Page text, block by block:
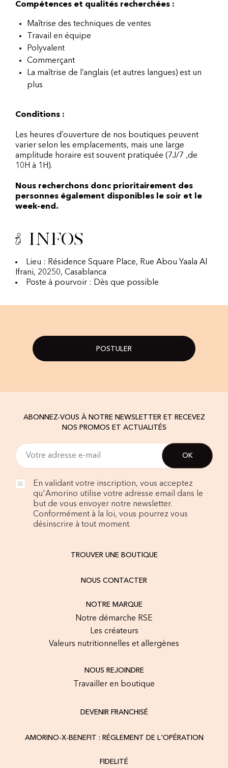
Compétences et qualités recherchées :
Maîtrise des techniques de ventes
Travail en équipe
Polyvalent
Commerçant
La maîtrise de l’anglais (et autres langues) est un
plus
Conditions :
Les heures d’ouverture de nos boutiques peuvent
varier selon les emplacements, mais une large
amplitude horaire est souvent pratiquée (7J/7 ,de
10H à 1H).
Nous recherchons donc prioritairement des
personnes également disponibles le soir et le
week-end.
Infos
Lieu : Résidence Square Place, Rue Abou Yaala Al
Ifrani, 20250, Casablanca
Poste à pourvoir : Dès que possible
POSTULER
ABONNEZ-VOUS À NOTRE NEWSLETTER ET RECEVEZ
NOS PROMOS ET ACTUALITÉS
En validant votre inscription, vous acceptez
qu'Amorino utilise votre adresse email dans le
but de vous envoyer notre newsletter.
Conformément à la loi, vous pourrez vous
désinscrire à tout moment.
TROUVER UNE BOUTIQUE
NOUS CONTACTER
NOTRE MARQUE
Notre démarche RSE
Les créateurs
Valeurs nutritionnelles et allergènes
NOUS REJOINDRE
Travailler en boutique
DEVENIR FRANCHISÉ
AMORINO-X-BENEFIT : RÉGLEMENT DE L'OPÉRATION
FIDELITÉ